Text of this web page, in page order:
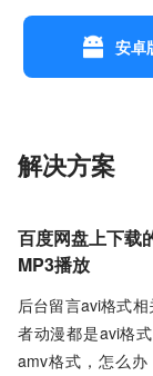
安卓
解决方案
百度网盘上下载
MP3播放
后台留言avi格式
者动漫都是avi格
amv格式，怎么办